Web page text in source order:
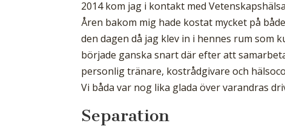
2014 kom jag i kontakt med
Åren bakom mig hade kostat mycket på
den dagen då jag klev in i hennes rum som
började ganska snart där efter att
personlig tränare, kostrådgivare och
Vi båda var nog lika glada över varandras
Separation